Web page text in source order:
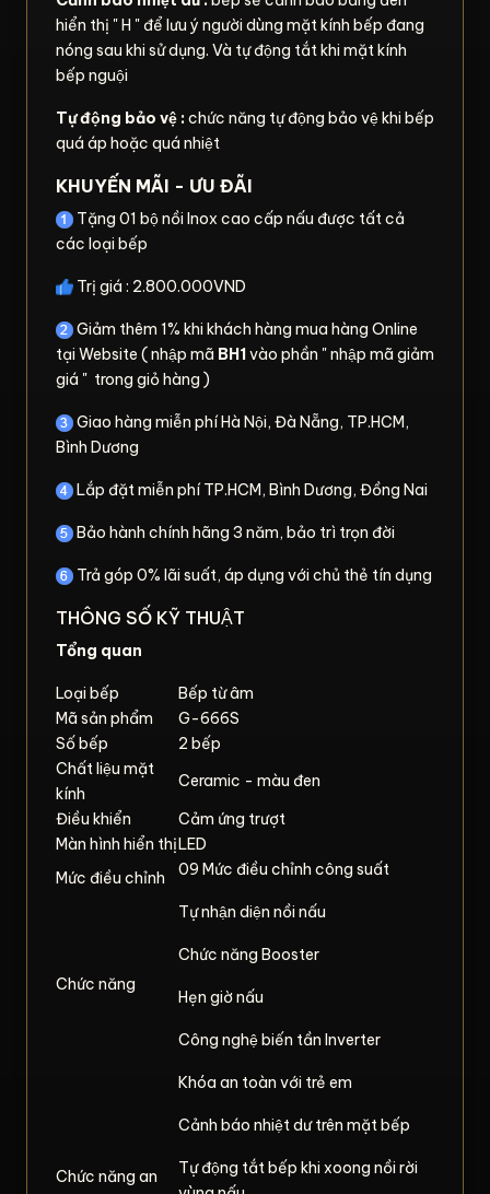
hiển thị " H " để lưu ý người dùng mặt kính bếp đang
nóng sau khi sử dụng. Và tự động tắt khi mặt kính
bếp nguội
Tự động bảo vệ :chức năng tự động bảo vệ khi bếp
quá áp hoặc quá nhiệt
KHUYẾN MÃI - ƯU ĐÃI
Tặng 01 bộ nồi Inox cao cấp nấu được tất cả
các loại bếp
Trị giá : 2.800.000VND
Giảm thêm 1% khi khách hàng mua hàng Online
tại Website ( nhập mã BH1vào phần " nhập mã giảm
giá " trong giỏ hàng )
Giao hàng miễn phí Hà Nội, Đà Nẵng, TP.HCM,
Bình Dương
Lắp đặt miễn phí TP.HCM, Bình Dương, Đồng Nai
Bảo hành chính hãng 3 năm, bảo trì trọn đời
Trả góp 0% lãi suất, áp dụng với chủ thẻ tín dụng
THÔNG SỐ KỸ THUẬT
Tổng quan
Loại bếp
Bếp từ âm
Mã sản phẩm
G-666S
Số bếp
2 bếp
Chất liệu mặt
kính
Ceramic - màu đen
Điều khiển
Cảm ứng trượt
Màn hình hiển thịLED
Mức điều chỉnh
09 Mức điều chỉnh công suất
Chức năng
Tự nhận diện nồi nấu
Chức năng Booster
Hẹn giờ nấu
Công nghệ biến tần Inverter
Chức năng an
Khóa an toàn với trẻ em
Cảnh báo nhiệt dư trên mặt bếp
Tự động tắt bếp khi xoong nồi rời